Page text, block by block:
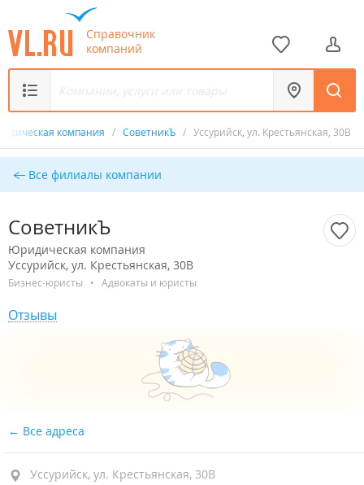
Справочник
компаний
компания / СоветникЪ / Уссурийск, ул. Крестьянская, 30В
Все филиалы компании
СоветникЪ
Юридическая компания
Уссурийск, ул. Крестьянская, 30В
Бизнес-юристы • Адвокаты и юристы
Отзывы
Все адреса
Уссурийск, ул. Крестьянская, 30В